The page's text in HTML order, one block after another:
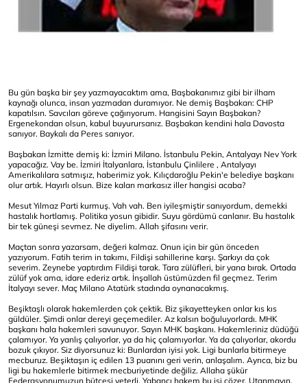
Bu gün başka bir şey yazmayacaktım ama, Başbakanımız gibi bir ilham
kaynağı olunca, insan yazmadan duramıyor. Ne demiş Başbakan: CHP
kapatılsın. Savcıları göreve çağırıyorum. Hangisini Sayın Başbakan?
Ergenekondan olsun, kabul buyurursanız. Başbakan kendini hala Davosta
sanıyor. Baykalı da Peres sanıyor.
Başbakan İzmitte demiş ki: İzmiri Milano. İstanbulu Pekin, Antalyayı Nev York
yapacağız. Vay be. İzmiri İtalyanlara, İstanbulu Çinlilere , Antalyayı
Amerikalılara satmışız, haberimiz yok. Kılıçdaroğlu Pekin'e belediye başkanı
olur artık. Hayırlı olsun. Bize kalan markasız iller hangisi acaba?
Mesut Yılmaz Parti kurmuş. Vah vah. Ben iyileşmiştir sanıyordum, demekki
hastalık hortlamış. Politika yosun gibidir. Suyu gördümü canlanır. Bu hastalık
bir tek güneşi sevmez. Ne diyelim. Allah şifasını verir.
Maçtan sonra yazarsam, değeri kalmaz. Onun için bir gün önceden
yazıyorum. Fatih terim in takımı, Fildişi sahillerine karşı. Şarkıyı da çok
severim. Zeynebe yaptırdım Fildişi tarak. Tara zülüfleri, bir yana bırak. Ortada
zülüf yok ama, idare ederiz artık. İnşallah üstümüzden fil geçmez. Terim
İtalyayı sever. Maç Milano Atatürk stadında oynanacakmış.
Beşiktaşlı olarak hakemlerden çok çektik. Biz şikayetteyken onlar kıs kıs
güldüler. Şimdi onlar dereyi geçemediler. Az kalsın boğuluyorlardı. MHK
başkanı hala hakemleri savunuyor. Sayın MHK başkanı. Hakemleriniz düdüğü
çalamıyor. Ya yanlış çalıyorlar, ya da hiç çalamıyorlar. Ya da çalıyorlar, akordu
bozuk çıkıyor. Siz diyorsunuz ki: Bunlardan iyisi yok. Ligi bunlarla bitirmeye
mecburuz. Beşiktaşın iç edilen 13 puanını geri verin, anlaşalım. Ayrıca, biz bu
ligi bu hakemlerle bitirmek mecburiyetinde değiliz. Allaha şükür
Federasyonumuzun bütçesi yeterli. Yabancı hakem bu işi çözer. Utanmayın.